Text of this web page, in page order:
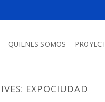
QUIENES SOMOS
EXPOCIUDAD